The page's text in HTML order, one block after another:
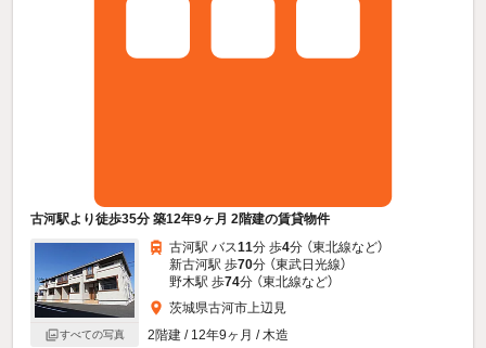
古河駅より徒歩35分 築12年9ヶ月 2階建の賃貸物件
すべての写真
古河駅 バス11分 歩4分 （東北線など）
新古河駅 歩70分 （東武日光線）
野木駅 歩74分 （東北線など）
茨城県古河市上辺見
2階建 / 12年9ヶ月 / 木造